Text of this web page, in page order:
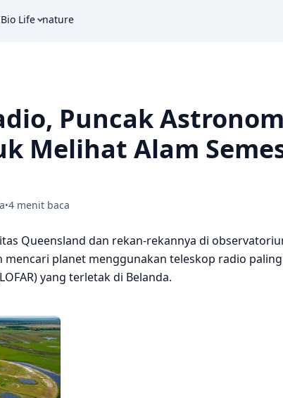
Bio Life nature
Puncak
Melihat Alam
•4 menit baca
Queensland dan rekan-rekannya di
mencari planet menggunakan teleskop radio
yang terletak di Belanda.